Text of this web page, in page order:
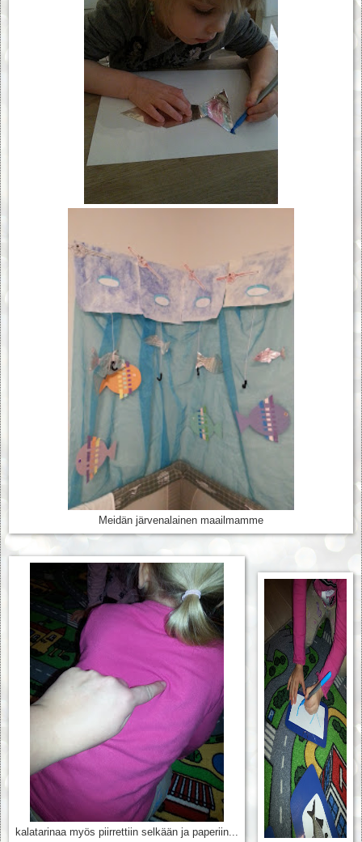
Meidän järvenalainen maailmamme
kalatarinaa myös piirrettiin selkään ja paperiin...